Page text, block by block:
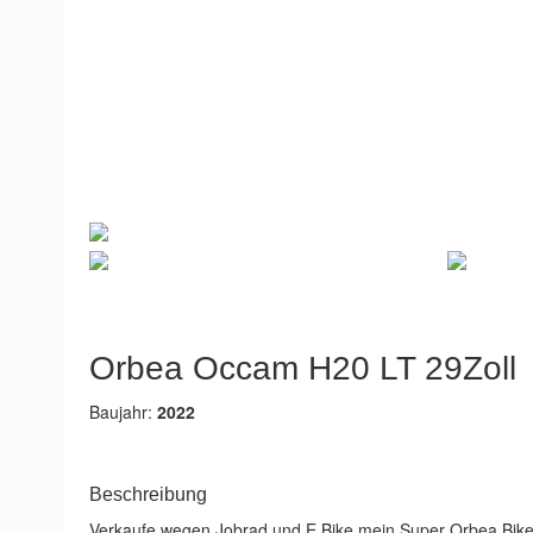
Orbea Occam H20 LT 29Zoll
Baujahr: 2022
Beschreibung